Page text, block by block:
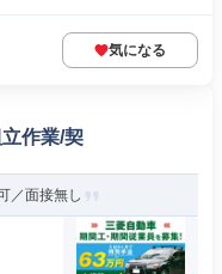
気になる
作業/契
／面接無し